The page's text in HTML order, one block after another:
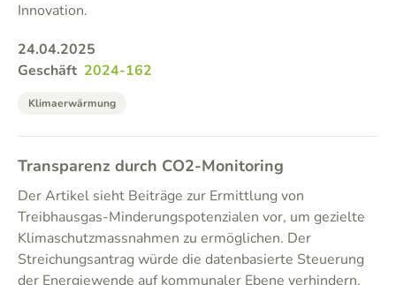
Innovation.
24.04.2025
Geschäft 2024-162
Klimaerwärmung
Transparenz durch CO2-Monitoring
Der Artikel sieht Beiträge zur Ermittlung von
Treibhausgas-Minderungspotenzialen vor, um gezielte
Klimaschutzmassnahmen zu ermöglichen. Der
Streichungsantrag würde die datenbasierte Steuerung
der Energiewende auf kommunaler Ebene verhindern.